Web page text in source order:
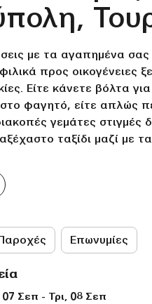
με τα αγαπημένα
προς
Είτε κάνετε βόλτα
στο φαγητό, είτε απλώς
διακοπές γεμάτες
ταξίδι μαζί με
Παροχές Επωνυμίες
07 Σεπ - Τρι, 08 Σεπ